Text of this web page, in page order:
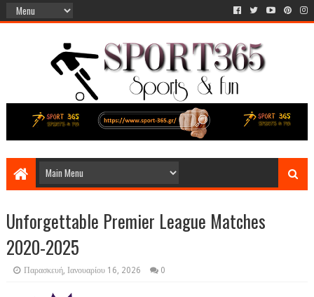
Unforgettable Premier League Matches
2020-2025
Παρασκευή, Ιανουαρίου 16, 2026 0